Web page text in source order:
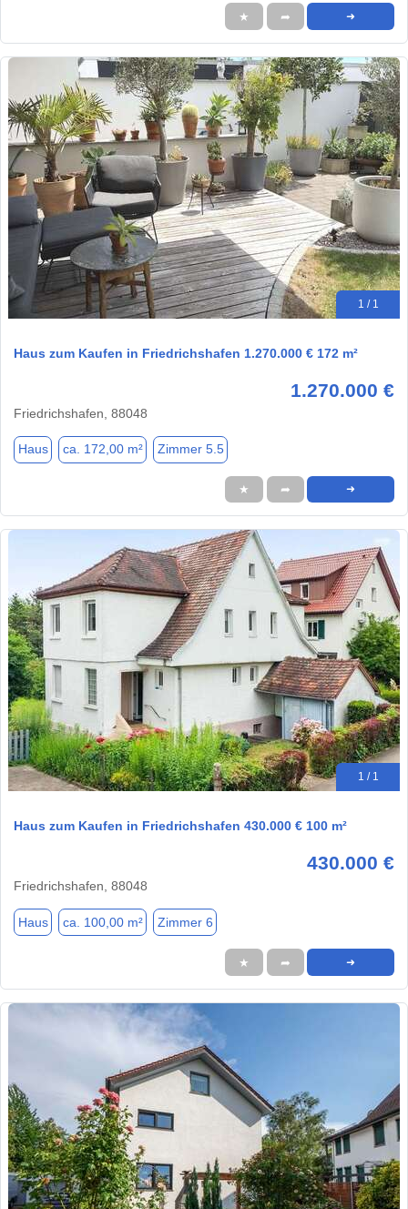
★ ➦ ➜
1 / 1
Haus zum Kaufen in Friedrichshafen 1.270.000 € 172 m²
1.270.000 €
Friedrichshafen, 88048
Haus ca. 172,00 m² Zimmer 5.5
★ ➦ ➜
1 / 1
Haus zum Kaufen in Friedrichshafen 430.000 € 100 m²
430.000 €
Friedrichshafen, 88048
Haus ca. 100,00 m² Zimmer 6
★ ➦ ➜